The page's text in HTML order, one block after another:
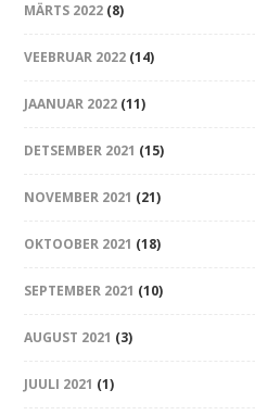
MÄRTS 2022 (8)
VEEBRUAR 2022 (14)
JAANUAR 2022 (11)
DETSEMBER 2021 (15)
NOVEMBER 2021 (21)
OKTOOBER 2021 (18)
SEPTEMBER 2021 (10)
AUGUST 2021 (3)
JUULI 2021 (1)